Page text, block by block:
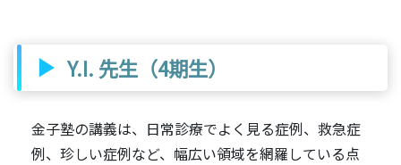
Y.I. 先生（4期生）
金子塾の講義は、日常診療でよく見る症例、救急症
例、珍しい症例など、幅広い領域を網羅している点